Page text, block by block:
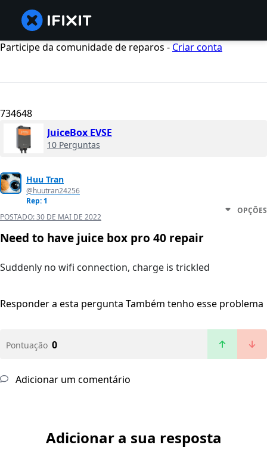
Participe da comunidade de reparos - Criar conta
734648
JuiceBox EVSE
10 Perguntas
Huu Tran
@huutran24256
Rep: 1
POSTADO:30 DE MAI DE 2022
OPÇÕES
Need to have juice box pro 40 repair
Suddenly no wifi connection, charge is trickled
Responder a esta pergunta Também tenho esse problema
Pontuação 0
Adicionar um comentário
Adicionar a sua resposta